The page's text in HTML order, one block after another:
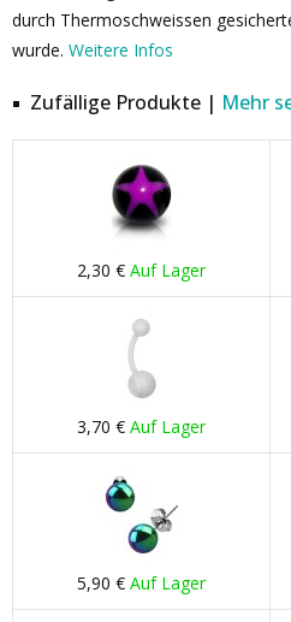
durch Thermoschweissen
wurde. Weitere Infos
Zufällige Produkte | Mehr
2,30 € Auf Lager
3,70 € Auf Lager
5,90 € Auf Lager